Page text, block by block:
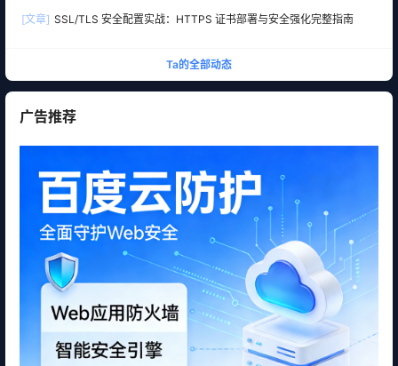
[文章] SSL/TLS 安全配置实战：HTTPS 证书部署与安全强化完整指南
Ta的全部动态
广告推荐